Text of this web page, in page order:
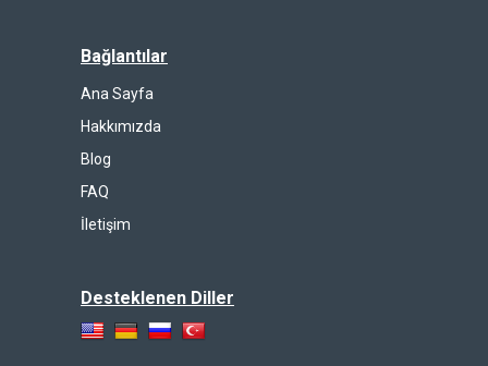
Bağlantılar
Ana Sayfa
Hakkımızda
Blog
FAQ
İletişim
Desteklenen Diller